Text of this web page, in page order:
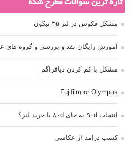
تازه ترین سوالات مطرح شده
مشکل فکوس در لنز ۳۵ نیکون
آموزش رایگان نقد و بررسی و گروه های
مشکل با کم کردن دیافراگم
Fujifilm or Olympus
انتخاب ۹۰d به جای ۸۰d یا خرید لنز؟
کسب درامد از عکاسی